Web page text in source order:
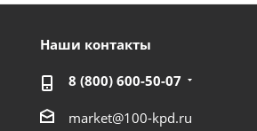
Наши контакты
8 (800) 600-50-07
market@100-kpd.ru